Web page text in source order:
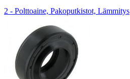
2 - Polttoaine, Pakoputkistot, Lämmitys